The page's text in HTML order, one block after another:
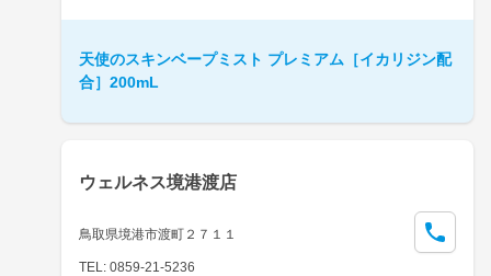
天使のスキンベープミスト プレミアム［イカリジン配
合］200mL
ウェルネス境港渡店
鳥取県境港市渡町２７１１
TEL: 0859-21-5236